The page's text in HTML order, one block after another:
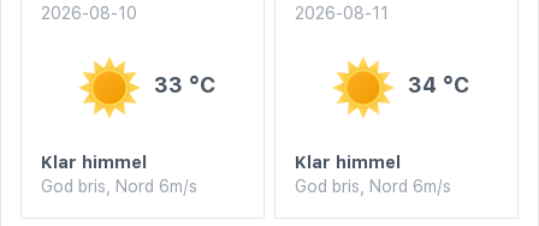
2026-08-10
33 °C
Klar himmel
God bris, Nord 6m/s
2026-08-11
34 °C
Klar himmel
God bris, Nord 6m/s